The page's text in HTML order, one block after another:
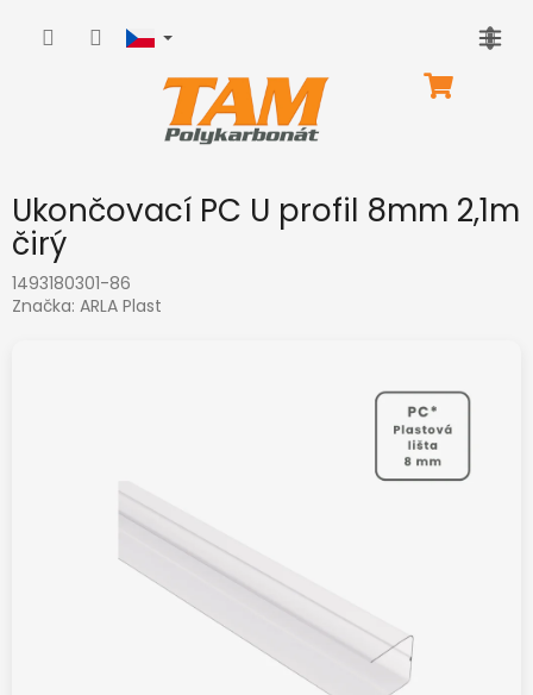
NÁKUPNÍ
Ukončovací PC U profil 8mm 2,1m
čirý
1493180301-86
Značka: ARLA Plast